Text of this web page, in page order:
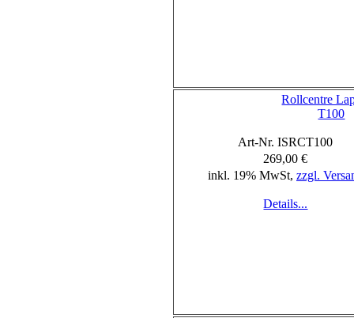
Rollcentre
T100
Art-Nr. ISRCT100
269,00 €
inkl. 19% MwSt, zzgl.
Details...